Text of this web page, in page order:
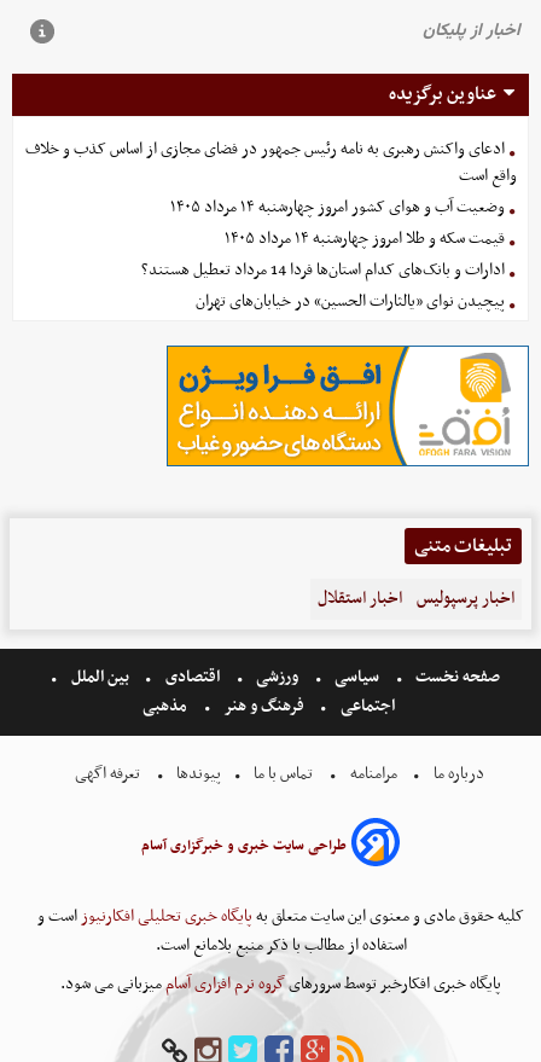
عناوین برگزیده
ادعای واکنش رهبری به نامه رئیس جمهور در فضای مجازی از اساس کذب و خلاف
واقع است
وضعیت آب و هوای کشور امروز چهارشنبه ۱۴ مرداد ۱۴۰۵
قیمت سکه و طلا امروز چهارشنبه ۱۴ مرداد ۱۴۰۵
ادارات و بانک‌های کدام استان‌ها فردا 14 مرداد تعطیل هستند؟
پیچیدن نوای «یالثارات الحسین» در خیابان‌های تهران
تبلیغات متنی
اخبار پرسپولیس اخبار استقلال
صفحه نخست سیاسی ورزشی اقتصادی
بین الملل
اجتماعی
فرهنگ و هنر مذهبی
درباره ما مرامنامه تماس با ما پیوندها تعرفه اگهی
طراحی سایت خبری و خبرگزاری آسام
کلیه حقوق مادی و معنوی این سایت متعلق بهپایگاه خبری تحلیلی افکارنیوز است و
استفاده از مطالب با ذکر منبع بلامانع است.
پایگاه خبری افکارخبر توسط سرورهایگروه نرم افزاری آساممیزبانی می شود.